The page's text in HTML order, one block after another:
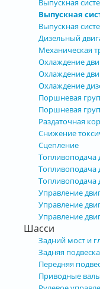
Выпускная
Выпускная
Дизельный
Механическая
Охлаждение
Охлаждение
Охлаждение
Поршневая
Поршневая
Раздаточная
Снижение
Сцепление
Топливоподача
Топливоподача
Топливоподача
Управление
Управление
Управление
Шасси
Задний мост и
Задняя подвеска
Передняя
Приводные валы